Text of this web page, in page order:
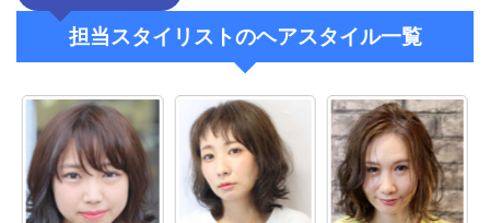
担当スタイリストのヘアスタイル一覧